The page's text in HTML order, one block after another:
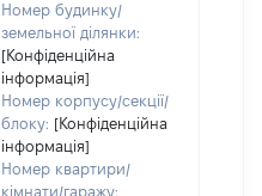
Номер будинку/
земельної ділянки:
[Конфіденційна
інформація]
Номер корпусу/секції/
блоку: [Конфіденційна
інформація]
Номер квартири/
кімнати/гаражу: